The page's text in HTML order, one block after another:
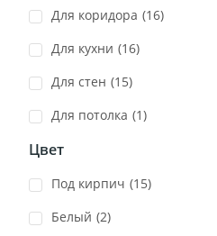
для коридора (16)
для кухни (16)
для стен (15)
для потолка (1)
Цвет
Под кирпич (15)
Белый (2)